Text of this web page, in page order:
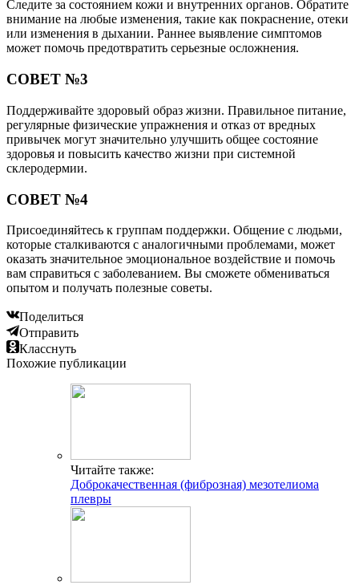
Следите за состоянием кожи и внутренних органов. Обратите
внимание на любые изменения, такие как покраснение, отеки
или изменения в дыхании. Раннее выявление симптомов
может помочь предотвратить серьезные осложнения.
СОВЕТ №3
Поддерживайте здоровый образ жизни. Правильное питание,
регулярные физические упражнения и отказ от вредных
привычек могут значительно улучшить общее состояние
здоровья и повысить качество жизни при системной
склеродермии.
СОВЕТ №4
Присоединяйтесь к группам поддержки. Общение с людьми,
которые сталкиваются с аналогичными проблемами, может
оказать значительное эмоциональное воздействие и помочь
вам справиться с заболеванием. Вы сможете обмениваться
опытом и получать полезные советы.
Поделиться
Отправить
Класснуть
Похожие публикации
Читайте также:
Доброкачественная (фиброзная) мезотелиома
плевры